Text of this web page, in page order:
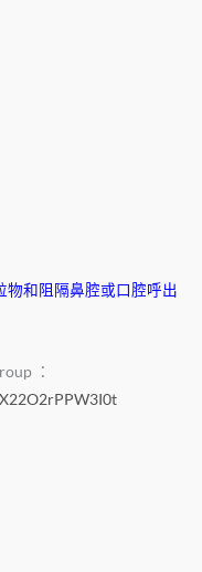
物和阻隔鼻腔或口腔呼出
：